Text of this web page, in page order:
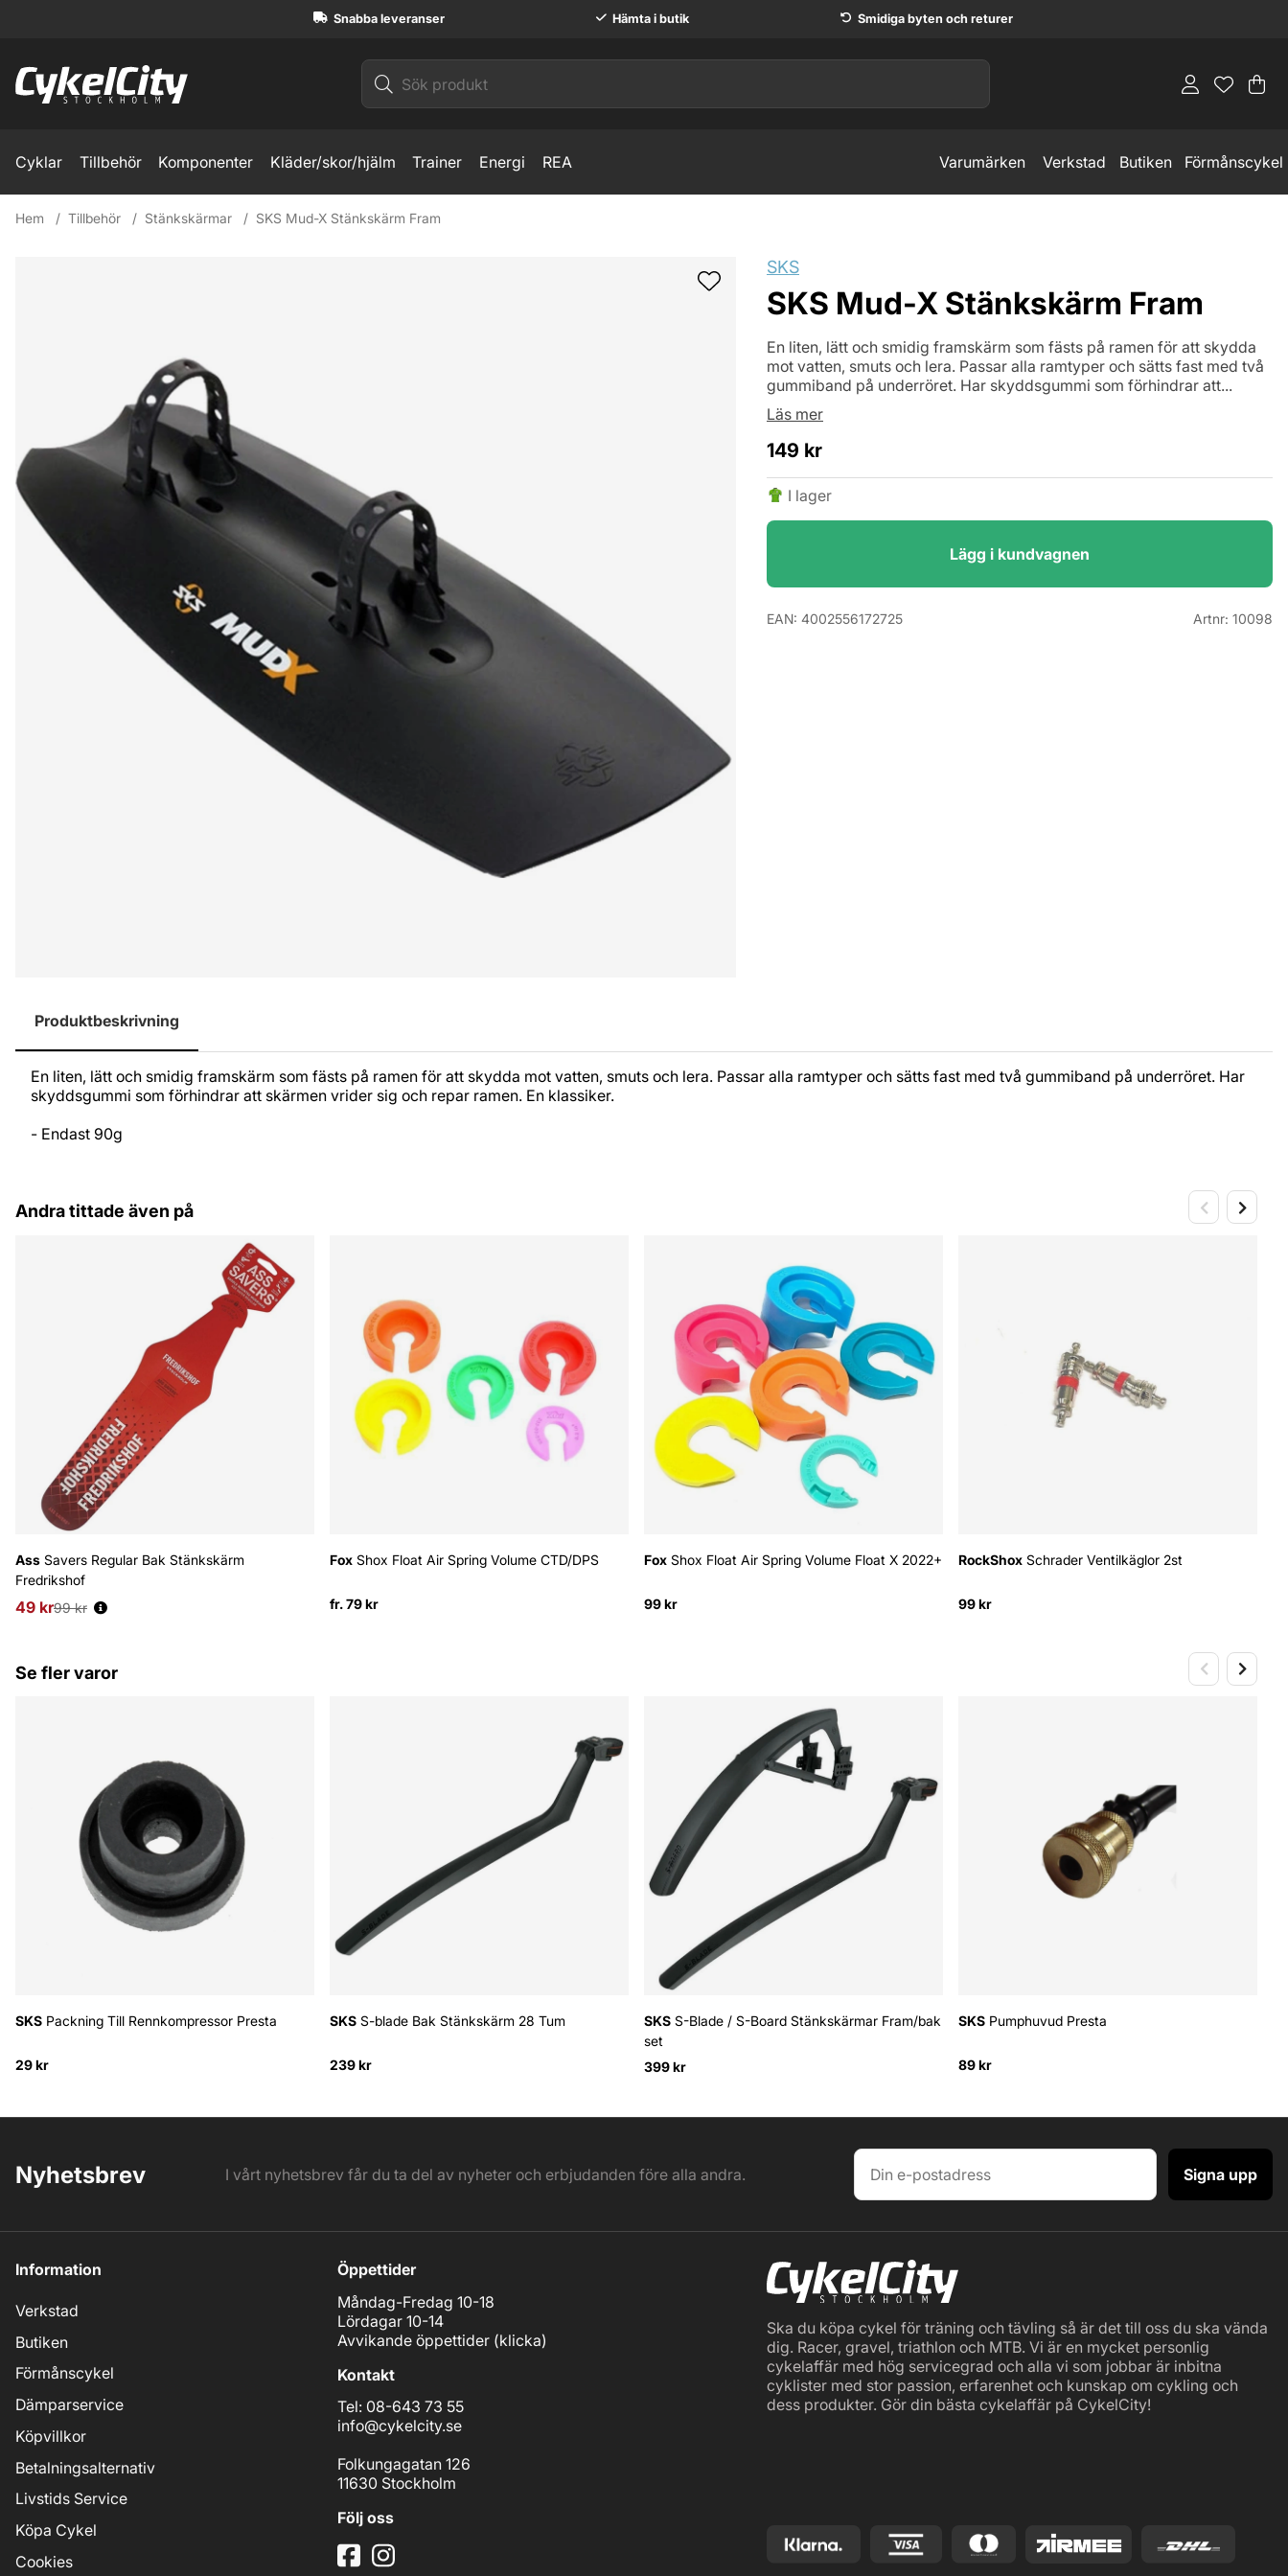
Snabba leveranser Hämta i butik Smidiga byten och returer
.
Cyklar Tillbehör Komponenter Kläder/skor/hjälm Trainer Energi REA Varumärken Verkstad Butiken Förmånscykel
Hem Tillbehör Stänkskärmar SKS Mud-X Stänkskärm Fram
SKS
SKS Mud-X Stänkskärm Fram
En liten, lätt och smidig framskärm som fästs på ramen för att skydda
mot vatten, smuts och lera. Passar alla ramtyper och sätts fast med två
gummiband på underröret. Har skyddsgummi som förhindrar att...
Läs mer
149 kr
I lager
Lägg i kundvagnen
EAN: 4002556172725 Artnr: 10098
Produktbeskrivning
En liten, lätt och smidig framskärm som fästs på ramen för att skydda mot vatten, smuts och lera. Passar alla ramtyper och sätts fast med två gummiband på underröret. Har
skyddsgummi som förhindrar att skärmen vrider sig och repar ramen. En klassiker.
- Endast 90g
Andra tittade även på
Ass Savers Regular Bak Stänkskärm
Fredrikshof
49 kr
Ordinarie pris:
99 kr
Fox Shox Float Air Spring Volume CTD/DPS
fr. 79 kr
Fox Shox Float Air Spring Volume Float X 2022+
99 kr
RockShox Schrader Ventilkäglor 2st
99 kr
Se fler varor
SKS Packning Till Rennkompressor Presta
29 kr
SKS S-blade Bak Stänkskärm 28 Tum
239 kr
SKS S-Blade / S-Board Stänkskärmar Fram/bak
set
399 kr
SKS Pumphuvud Presta
89 kr
Nyhetsbrev I vårt nyhetsbrev får du ta del av nyheter och erbjudanden före alla andra. Signa upp
Information
Verkstad
Butiken
Förmånscykel
Dämparservice
Köpvillkor
Betalningsalternativ
Livstids Service
Köpa Cykel
Cookies
Öppettider
Måndag-Fredag 10-18
Lördagar 10-14
Avvikande öppettider (klicka)
Kontakt
Tel: 08-643 73 55
info@cykelcity.se
Folkungagatan 126
11630 Stockholm
Följ oss
Ska du köpa cykel för träning och tävling så är det till oss du ska vända
dig. Racer, gravel, triathlon och MTB. Vi är en mycket personlig
cykelaffär med hög servicegrad och alla vi som jobbar är inbitna
cyklister med stor passion, erfarenhet och kunskap om cykling och
dess produkter. Gör din bästa cykelaffär på CykelCity!